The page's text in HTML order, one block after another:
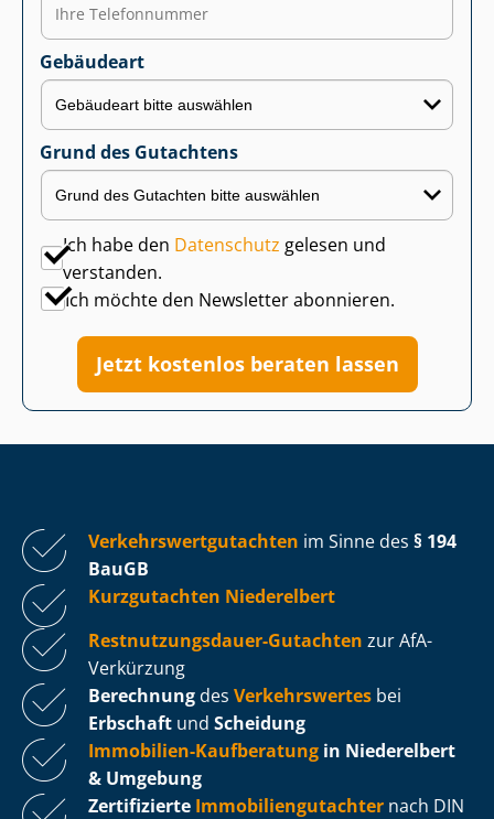
Gebäudeart
Grund des Gutachtens
Ich habe den Datenschutz gelesen und
verstanden.
Ich möchte den Newsletter abonnieren.
Jetzt kostenlos beraten lassen
Ver­kehrs­wert­gut­ach­ten im Sinne des § 194
BauGB
Kurzgutachten Niederelbert
Rest­nut­zungs­dau­er-Gutachten zur AfA-
Verkürzung
Berechnung des Verkehrswertes bei
Erbschaft und Scheidung
Immobilien-Kaufberatung in Niederelbert
& Umgebung
Zertifizierte Im­mo­bi­li­en­gut­ach­ter nach DIN